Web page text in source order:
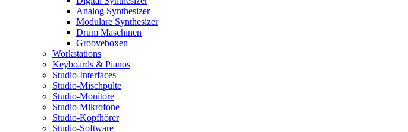
Analog Synthesizer
Modulare Synthesizer
Drum Maschinen
Grooveboxen
Workstations
Keyboards & Pianos
Studio-Interfaces
Studio-Mischpulte
Studio-Monitore
Studio-Mikrofone
Studio-Kopfhörer
Studio-Software